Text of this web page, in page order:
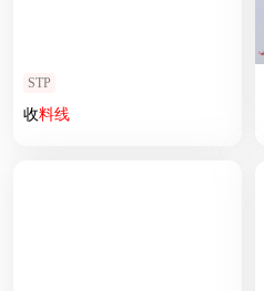
STP
收料线